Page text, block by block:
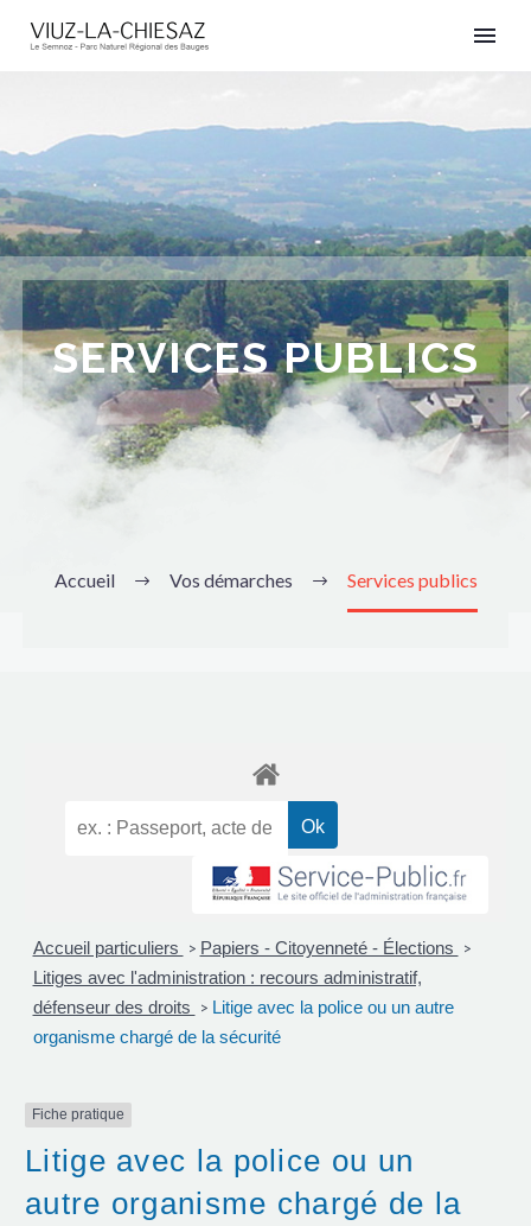
SERVICES PUBLICS
Accueil Vos démarches Services publics
Accueil particuliers > Papiers - Citoyenneté - Élections >
Litiges avec l'administration : recours administratif,
défenseur des droits
> Litige avec la police ou un autre
organisme chargé de la sécurité
Fiche pratique
Litige avec la police ou un
autre organisme chargé de la